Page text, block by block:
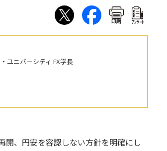
印刷 ｱﾝｹｰﾄ
ユニバーシティ FX学長
開、円安を容認しない方針を明確にし